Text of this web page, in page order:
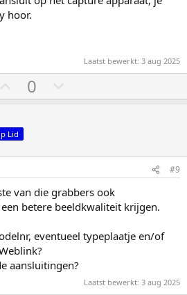
hoor.
Laatst bewerkt: 3 aug 2025
t
m
o
h
o
o
g
0
t
o
l
a
a
g
Lid
#9
van die grabbers ook
betere beeldkwaliteit krijgen.
eventueel typeplaatje en/of
aansluitingen?
Laatst bewerkt: 3 aug 2025